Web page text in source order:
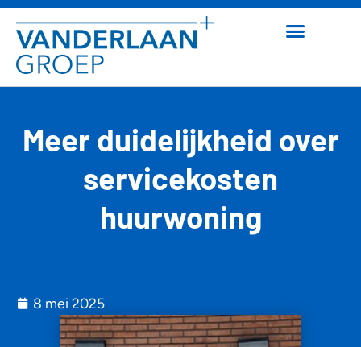
Meer duidelijkheid over
servicekosten
huurwoning
8 mei 2025